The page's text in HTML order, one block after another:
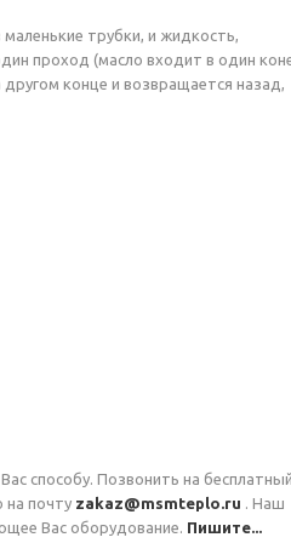
трубки, и жидкость,
проход (масло входит в один
конце и возвращается назад,
способу. Позвонить на бесплатный
на почту zakaz@msmteplo.ru . Наш
Вас оборудование. Пишите...